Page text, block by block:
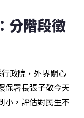
分階段徵
政院，外界關心
保署長張子敬今天
小，評估對民生不